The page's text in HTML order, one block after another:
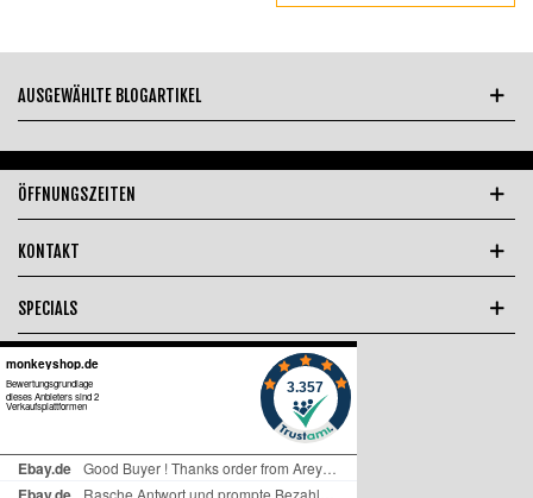
AUSGEWÄHLTE BLOGARTIKEL
ÖFFNUNGSZEITEN
KONTAKT
SPECIALS